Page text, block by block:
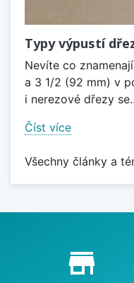
Typy výpustí
Nevíte co
a 3 1/2 (92 mm) v
i nerezové dřezy
Číst více
Všechny články a
Proč nakupovat u
store_mall_directory